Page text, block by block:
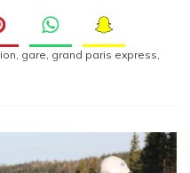
, gare, grand paris express,